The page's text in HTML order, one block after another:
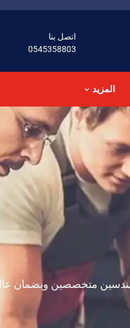
اتصل بنا
0545358803
المزيد
مهندسين متخصصين